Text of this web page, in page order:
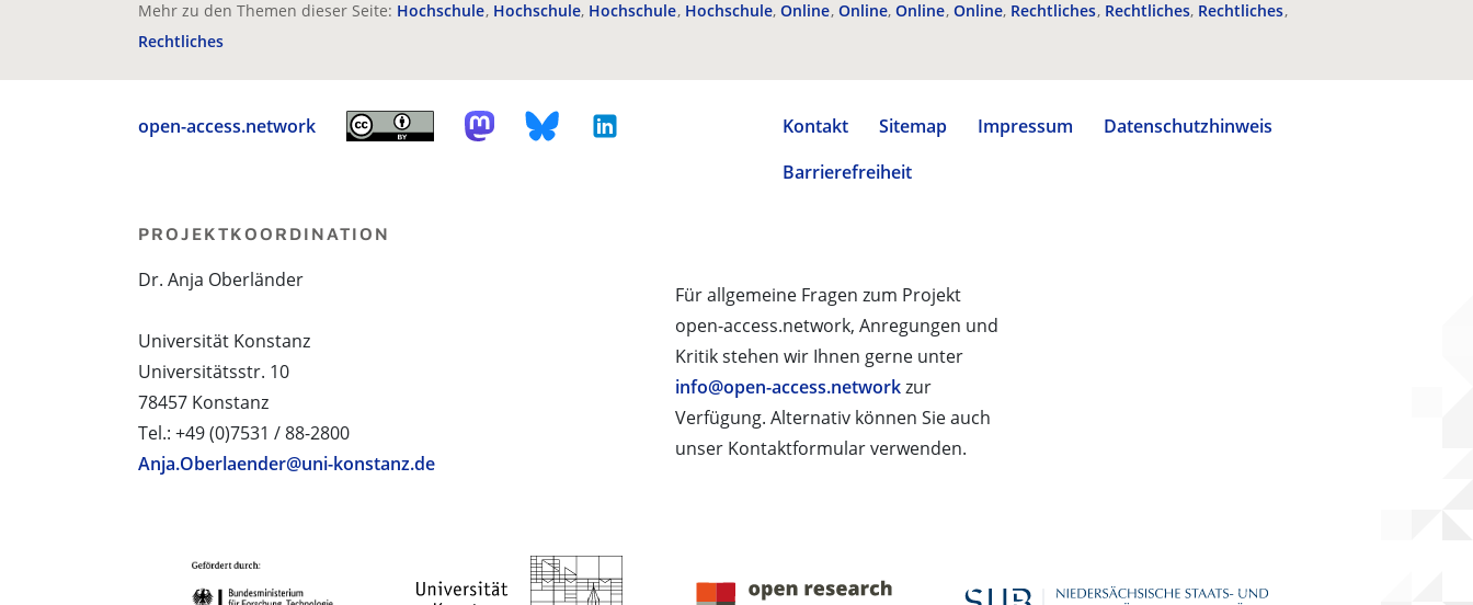
Mehr zu den Themen dieser Seite: Hochschule Hochschule Hochschule Hochschule Online Online Online Online Rechtliches Rechtliches Rechtliches
Rechtliches
open-access.network Kontakt Sitemap Impressum
Datenschutzhinweis
Barrierefreiheit
Für allgemeine Fragen zum Projekt
open-access.network, Anregungen und
Kritik stehen wir Ihnen gerne unter
info@open-access.networkzur
Verfügung. Alternativ können Sie auch
unser Kontaktformular verwenden.
PROJEKTKOORDINATION
Dr. Anja Oberländer
Universität Konstanz
Universitätsstr. 10
78457 Konstanz
Tel.: +49 (0)7531 / 88-2800
Anja.Oberlaender@uni-konstanz.de